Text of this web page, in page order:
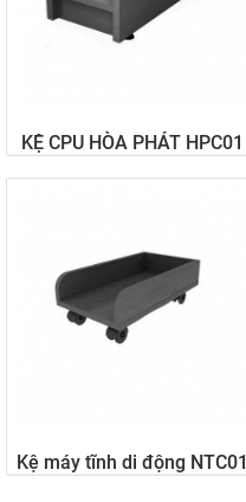
KỆ CPU HÒA PHÁT HPC01
Kệ máy tĩnh di động NTC01